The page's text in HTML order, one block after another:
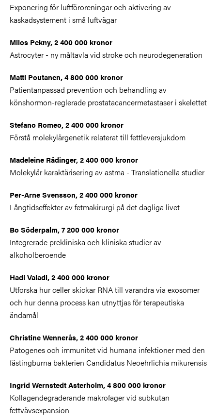
Exponering för luftföroreningar och aktivering av
kaskadsystement i små luftvägar
Milos Pekny, 2 400 000 kronor
Astrocyter - ny måltavla vid stroke och neurodegeneration
Matti Poutanen, 4 800 000 kronor
Patientanpassad prevention och behandling av
könshormon-reglerade prostatacancermetastaser i skelettet
Stefano Romeo, 2 400 000 kronor
Förstå molekylärgenetik relaterat till fettleversjukdom
Madeleine Rådinger, 2 400 000 kronor
Molekylär karaktärisering av astma - Translationella studier
Per-Arne Svensson, 2 400 000 kronor
Långtidseffekter av fetmakirurgi på det dagliga livet
Bo Söderpalm, 7 200 000 kronor
Integrerade prekliniska och kliniska studier av
alkoholberoende
Hadi Valadi, 2 400 000 kronor
Utforska hur celler skickar RNA till varandra via exosomer
och hur denna process kan utnyttjas för terapeutiska
ändamål
Christine Wennerås, 2 400 000 kronor
Patogenes och immunitet vid humana infektioner med den
fästingburna bakterien Candidatus Neoehrlichia mikurensis
Ingrid Wernstedt Asterholm, 4 800 000 kronor
Kollagendegraderande makrofager vid subkutan
fettvävsexpansion